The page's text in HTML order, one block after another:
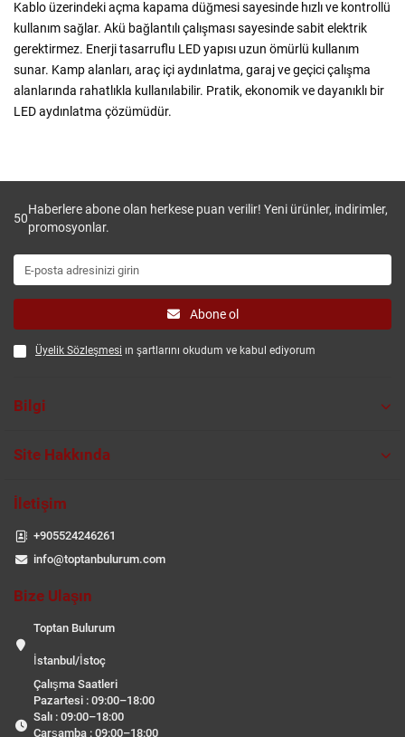
Kablo üzerindeki açma kapama düğmesi sayesinde hızlı ve kontrollü
kullanım sağlar. Akü bağlantılı çalışması sayesinde sabit elektrik
gerektirmez. Enerji tasarruflu LED yapısı uzun ömürlü kullanım
sunar. Kamp alanları, araç içi aydınlatma, garaj ve geçici çalışma
alanlarında rahatlıkla kullanılabilir. Pratik, ekonomik ve dayanıklı bir
LED aydınlatma çözümüdür.
50
Haberlere abone olan herkese puan verilir! Yeni ürünler, indirimler,
promosyonlar.
Abone ol
Üyelik Sözleşmesi ın şartlarını okudum ve kabul ediyorum
Bilgi
Site Hakkında
İletişim
+905524246261
info@toptanbulurum.com
Bize Ulaşın
Toptan Bulurum
İstanbul/İstoç
Çalışma Saatleri
Pazartesi : 09:00–18:00
Salı : 09:00–18:00
Çarşamba : 09:00–18:00